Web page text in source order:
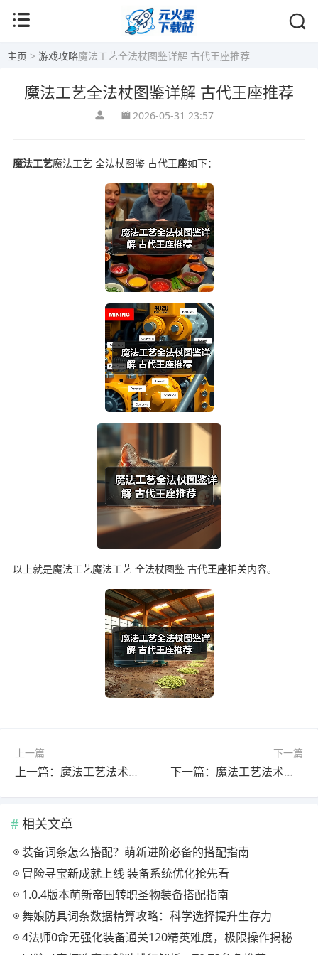
主页 > 游戏攻略魔法工艺全法杖图鉴详解 古代王座推荐
魔法工艺全法杖图鉴详解 古代王座推荐
2026-05-31 23:57
魔法工艺魔法工艺 全法杖图鉴 古代王座如下：
以上就是魔法工艺魔法工艺 全法杖图鉴 古代王座相关内容。
上一篇
上一篇：魔法工艺法术增强全图鉴深度解析
下一篇
下一篇：魔法工艺法术飞弹全解析② 使用技巧大公开
相关文章
装备词条怎么搭配？萌新进阶必备的搭配指南
冒险寻宝新成就上线 装备系统优化抢先看
1.0.4版本萌新帝国转职圣物装备搭配指南
舞娘防具词条数据精算攻略：科学选择提升生存力
4法师0命无强化装备通关120精英难度，极限操作揭秘